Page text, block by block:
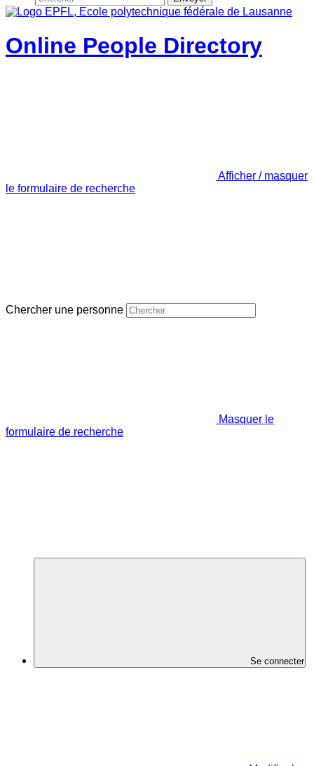
Online People Directory
Afficher / masquer
le formulaire de recherche
Chercher une personne
Masquer le
formulaire de recherche
Se connecter